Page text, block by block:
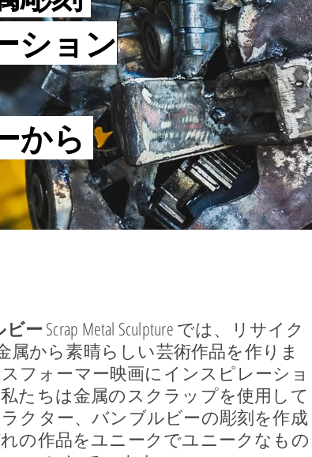
ション
から
ビー Scrap Metal Sculpture では、リサイク
属から素晴らしい芸術作品を作りま
フォーマー映画にインスピレーショ
たちは金属のスクラップを使用して
クター、バンブルビーの彫刻を作成
の作品をユニークでユニークなもの